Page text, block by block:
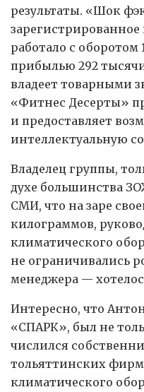
результаты. «Шок
зарегистрированное
работало с оборотом
прибылью 292
владеет товарными
«Фитнес Десерты»
и предоставляет
интеллектуальную
Владелец группы,
духе большинства
СМИ, что на заре
килограммов,
климатического
не ограничивались
менеджера —
Интересно, что
«СПАРК», был не
числился
тольяттинских
климатического